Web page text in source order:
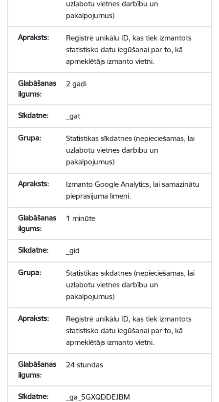
uzlabotu vietnes darbību un
pakalpojumus)
Reģistrē unikālu ID, kas tiek izmantots
statistisko datu iegūšanai par to, kā
apmeklētājs izmanto vietni.
2 gadi
_gat
Statistikas sīkdatnes (nepieciešamas, lai
uzlabotu vietnes darbību un
pakalpojumus)
Izmanto Google Analytics, lai samazinātu
pieprasījuma līmeni.
1 minūte
_gid
Statistikas sīkdatnes (nepieciešamas, lai
uzlabotu vietnes darbību un
pakalpojumus)
Reģistrē unikālu ID, kas tiek izmantots
statistisko datu iegūšanai par to, kā
apmeklētājs izmanto vietni.
24 stundas
_ga_5GXQDDEJBM